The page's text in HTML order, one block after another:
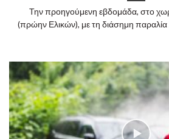
Την προηγούμενη εβδομάδα, στο
(πρώην Ελικών), με τη διάσημη παραλία